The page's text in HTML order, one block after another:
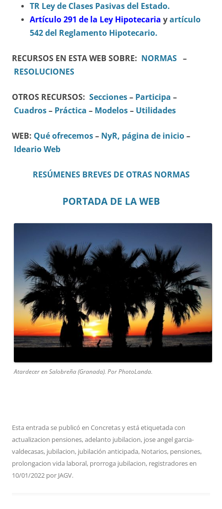
TR Ley de Clases Pasivas del Estado.
Artículo 291 de la Ley Hipotecaria yartículo
542 del Reglamento Hipotecario.
RECURSOS EN ESTA WEB SOBRE: NORMAS –
RESOLUCIONES
OTROS RECURSOS: Secciones– Participa –
Cuadros– Práctica – Modelos– Utilidades
WEB: Qué ofrecemos– NyR, página de inicio–
Ideario Web
RESÚMENES BREVES DE OTRAS NORMAS
PORTADA DE LA WEB
Atardecer en Salobreña (Granada). Por PhotoLanda.
Esta entrada se publicó en Concretasy está etiquetada con
actualizacion pensiones,adelanto jubilacion, jose angel garcia-
valdecasas, jubilacion, jubilación anticipada, Notarios, pensiones,
prolongacion vida laboral, prorroga jubilacion, registradoresen
10/01/2022 por JAGV.